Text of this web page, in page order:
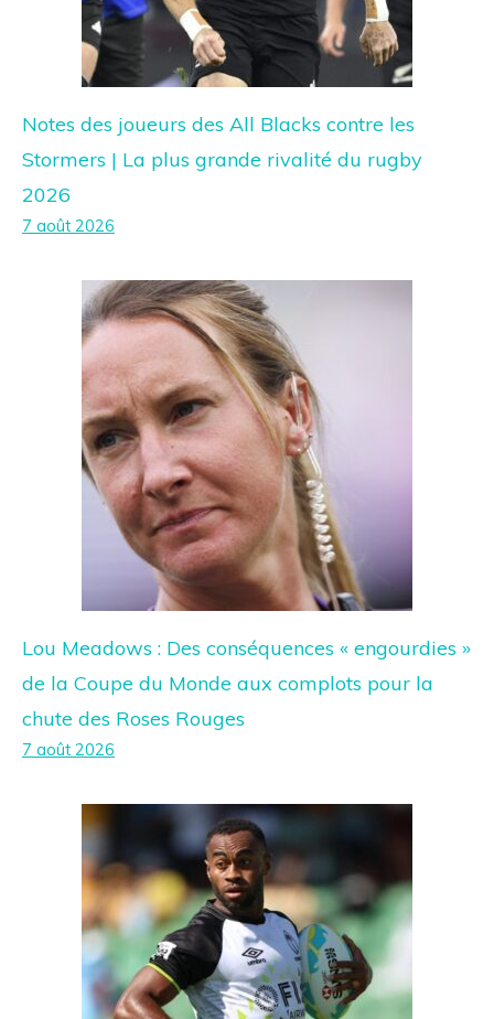
Notes des joueurs des All Blacks contre les
Stormers | La plus grande rivalité du rugby
2026
7 août 2026
Lou Meadows : Des conséquences « engourdies »
de la Coupe du Monde aux complots pour la
chute des Roses Rouges
7 août 2026